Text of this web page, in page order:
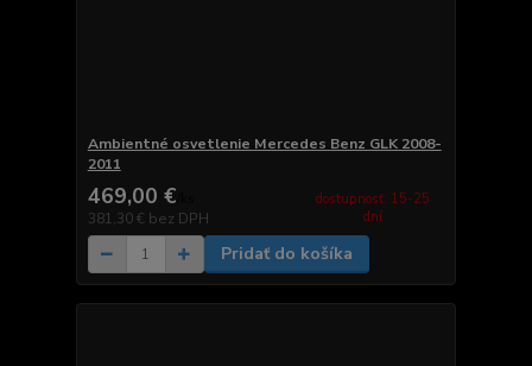
Ambientné osvetlenie Mercedes Benz GLK 2008-
2011
469,00 €
381,30 € bez DPH
dostupnosť: 15-25
dní
Pridať do košíka